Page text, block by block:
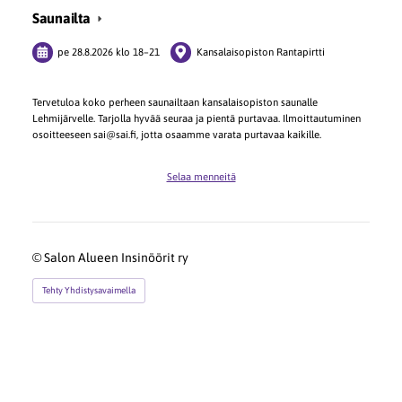
Saunailta
pe 28.8.2026 klo 18–21 Kansalaisopiston Rantapirtti
Tervetuloa koko perheen saunailtaan kansalaisopiston saunalle
Lehmijärvelle. Tarjolla hyvää seuraa ja pientä purtavaa. Ilmoittautuminen
osoitteeseen sai@sai.fi, jotta osaamme varata purtavaa kaikille.
Selaa menneitä
©Salon Alueen Insinöörit ry
Tehty Yhdistysavaimella